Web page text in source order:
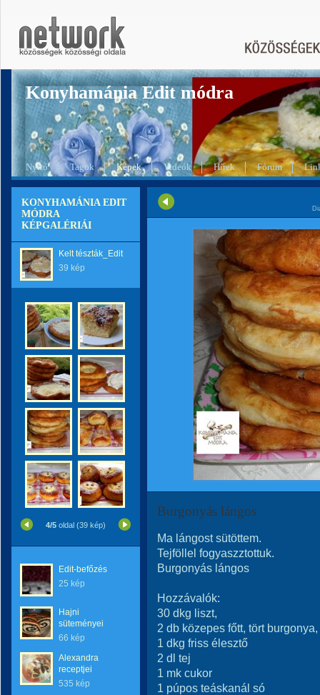
Konyhamánia Edit módra
Nyitó Tagok Képek Videók Hírek Fórum
KONYHAMÁNIA EDIT
MÓDRA
KÉPGALÉRIÁI
Kelt tészták_Edit
39 kép
4/5 oldal (39 kép)
Edit-befőzés
25 kép
Hajni
süteményei
66 kép
Alexandra
receptjei
535 kép
Burgonyás lángos
Ma lángost sütöttem.
Tejföllel fogyaszztottuk.
Burgonyás lángos
Hozzávalók:
30 dkg liszt,
2 db közepes főtt, tört burgonya,
1 dkg friss élesztő
2 dl tej
1 mk cukor
1 púpos teáskanál só